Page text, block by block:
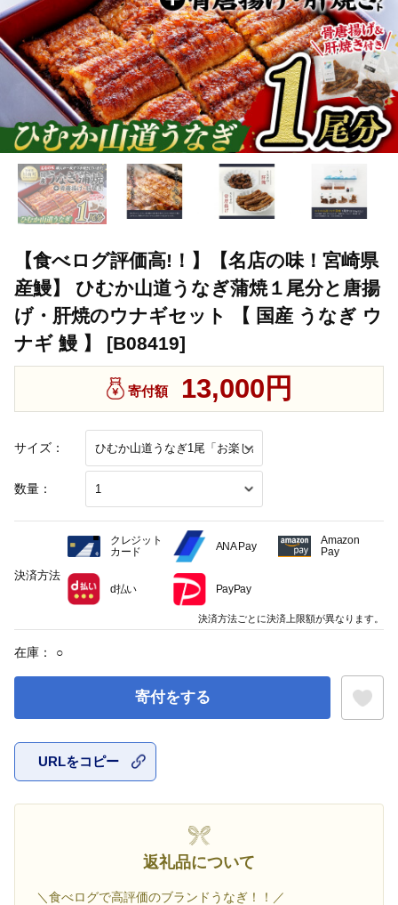
【食べログ評価高!！】【名店の味！宮崎県
産鰻】 ひむか山道うなぎ蒲焼１尾分と唐揚
げ・肝焼のウナギセット 【 国産 うなぎ ウ
ナギ 鰻 】 [B08419]
サイズ：
数量：
寄付額 13,000円
在庫： ○
寄付をする
URLをコピー
返礼品について
＼食べログで高評価のブランドうなぎ！！／
決済方法
クレジット
カード
ANA Pay
Amazon
Pay
d払い PayPay
決済方法ごとに決済上限額が異なります。